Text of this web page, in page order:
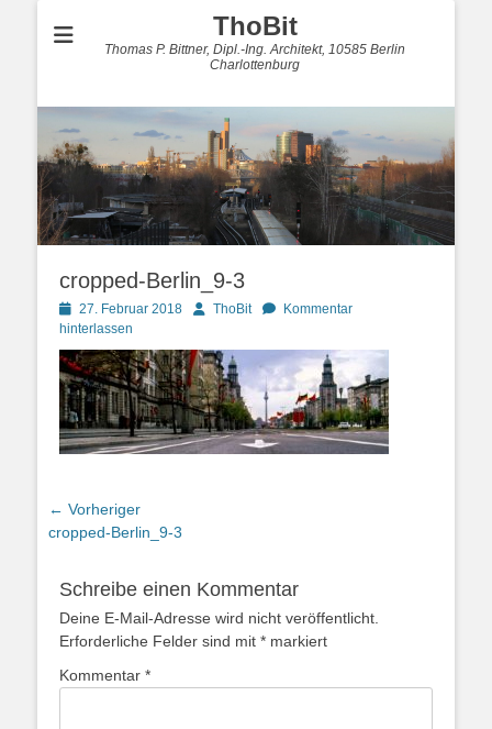
ThoBit
Thomas P. Bittner, Dipl.-Ing. Architekt, 10585 Berlin
Charlottenburg
cropped-Berlin_9-3
Posted
on
27. Februar 2018 AutorThoBit
Kommentar
hinterlassen
Beitragsnavigation
← Vorheriger
Vorheriger
cropped-Berlin_9-3
Schreibe einen Kommentar
Deine E-Mail-Adresse wird nicht veröffentlicht.
Erforderliche Felder sind mit * markiert
Kommentar *